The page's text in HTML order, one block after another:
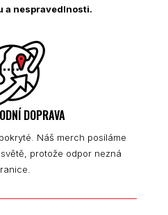
a nespravedlnosti.
DOPRAVA
Náš merch posíláme
protože odpor nezná